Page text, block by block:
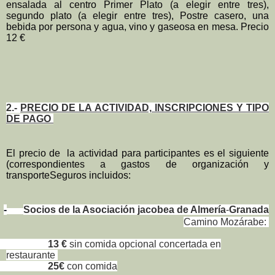
ensalada al centro Primer Plato (a elegir entre tres),
segundo plato (a elegir entre tres), Postre casero, una
bebida por persona y agua, vino y gaseosa en mesa. Precio
12 €
2.- PRECIO DE LA ACTIVIDAD, INSCRIPCIONES Y TIPO
DE PAGO
El precio de la actividad para participantes es el siguiente
(correspondientes a gastos de organización y
transporteSeguros incluidos:
- Socios de la Asociación jacobea de Almería-Granada
Camino Mozárabe:
€ sin comida opcional concertada en
restaurante
con comida